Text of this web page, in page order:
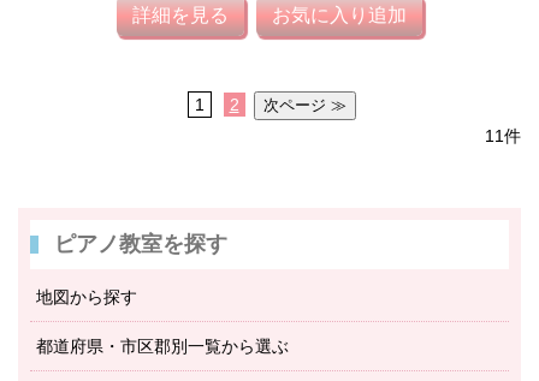
詳細を見る お気に入り追加
1
2
11件
ピアノ教室を探す
地図から探す
都道府県・市区郡別一覧から選ぶ